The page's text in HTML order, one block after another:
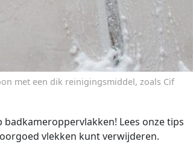
met een dik reinigingsmiddel, zoals Cif
Lees onze tips
vlekken kunt verwijderen.